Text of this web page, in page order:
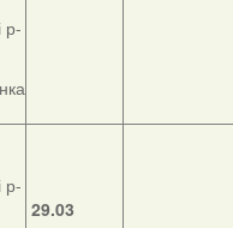
р-
р-
29.03